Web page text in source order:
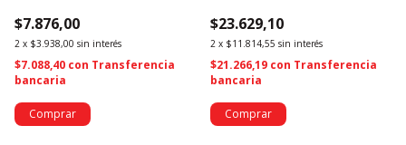
5.5*3.0MM (2820)
$7.876,00
2 x $3.938,00 sin interés
$7.088,40 con Transferencia
bancaria
$23.629,10
2 x $11.814,55 sin interés
$21.266,19 con Transferencia
bancaria